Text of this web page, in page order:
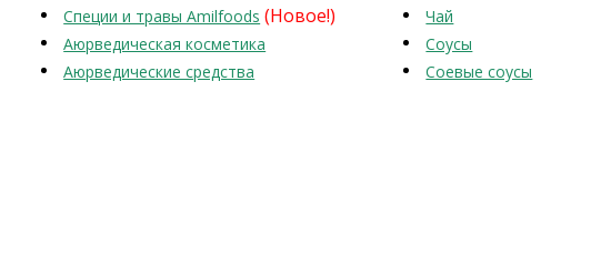
Специи и травы Amilfoods (Новое!)
Аюрведическая косметика
Аюрведические средства
Чай
Соусы
Соевые соусы